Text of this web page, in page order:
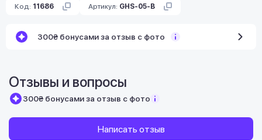
Код: 11686 Артикул: GHS-05-B
300₴ бонусами за отзыв с фото
Отзывы и вопросы
300₴ бонусами за отзыв с фото
Написать отзыв